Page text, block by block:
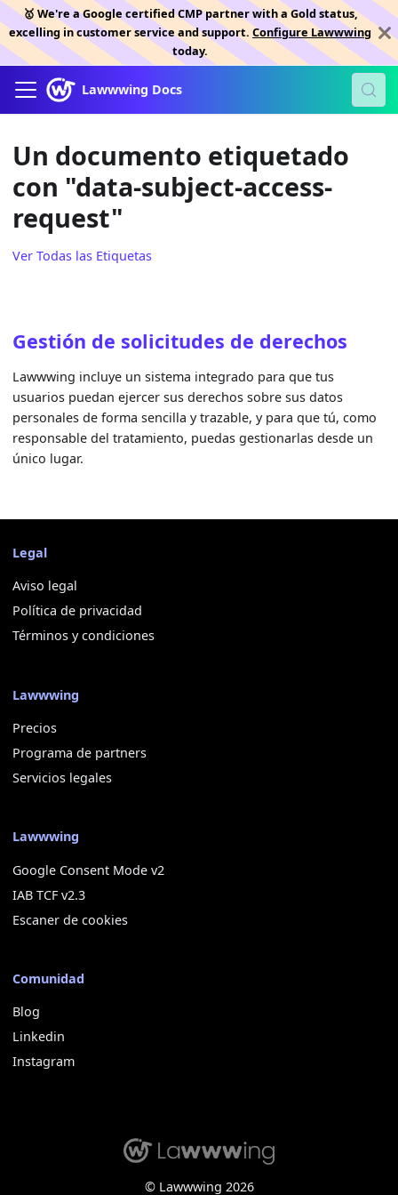
🥇 We're a Google certified CMP partner with a Gold status,
excelling in customer service and support. Configure Lawwwing
today.
Lawwwing Docs
Un documento etiquetado
con "data-subject-access-
request"
Ver Todas las Etiquetas
Gestión de solicitudes de derechos
Lawwwing incluye un sistema integrado para que tus
usuarios puedan ejercer sus derechos sobre sus datos
personales de forma sencilla y trazable, y para que tú, como
responsable del tratamiento, puedas gestionarlas desde un
único lugar.
Legal
Aviso legal
Política de privacidad
Términos y condiciones
Lawwwing
Precios
Programa de partners
Servicios legales
Lawwwing
Google Consent Mode v2
IAB TCF v2.3
Escaner de cookies
Comunidad
Blog
Linkedin
Instagram
© Lawwwing 2026